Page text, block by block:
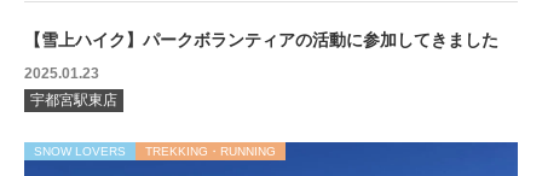
【雪上ハイク】パークボランティアの活動に参加してきました
2025.01.23
宇都宮駅東店
SNOW LOVERS TREKKING・RUNNING